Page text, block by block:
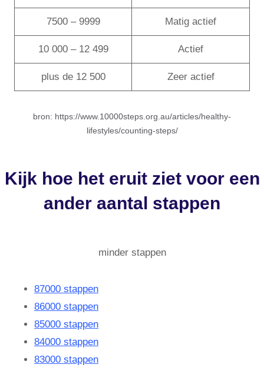
7500 – 9999 Matig actief
10 000 – 12 499 Actief
plus de 12 500 Zeer actief
bron: https://www.10000steps.org.au/articles/healthy-
lifestyles/counting-steps/
Kijk hoe het eruit ziet voor een
ander aantal stappen
minder stappen
87000 stappen
86000 stappen
85000 stappen
84000 stappen
83000 stappen